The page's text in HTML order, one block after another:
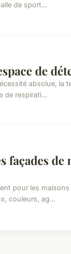
de sport...
de
absolue, la
de respirati...
façades de
pour les
couleurs, ag...